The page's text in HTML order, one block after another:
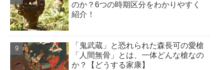
のか？6つの時期区分をわかりやすく
紹介！
「鬼武蔵」と恐れられた森長可の愛槍
「人間無骨」とは、一体どんな槍なの
か？【どうする家康】